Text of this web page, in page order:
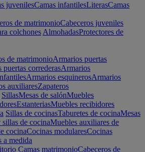
juvenilesCamas infantilesLiterasCamas
de matrimonioCabeceros juveniles
colchones AlmohadasProtectores de
de matrimonioArmarios puertas
puertas correderasArmarios
Armarios esquinerosArmarios
auxiliaresZapateros
SillasMesas de salónMuebles
EstanteriasMuebles recibidores
Sillas de cocinasTaburetes de cocinaMesas
sillas de cocinaMuebles auxiliares de
cocinaCocinas modularesCocinas
a medida
Camas matrimonioCabeceros de